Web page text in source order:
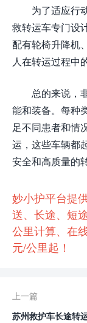
为了适应行
救转运车专门设
配有轮椅升降机
人在转运过程中
总的来说，
能和装备。每种
足不同患者和情
运，这些车辆都
安全和高质量的
妙小护平台提
送、长途、短
公里计算、在
元/公里起！
上一篇
苏州救护车长途转